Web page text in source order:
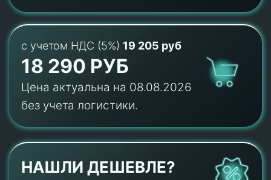
с учетом НДС (5%) 19 205 руб
18 290 РУБ
Цена актуальна на 08.08.2026
без учета логистики.
НАШЛИ ДЕШЕВЛЕ?